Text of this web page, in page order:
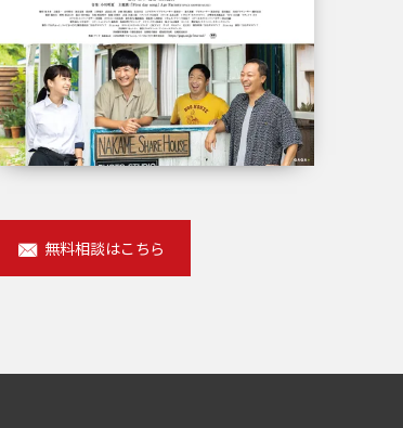
無料相談はこちら